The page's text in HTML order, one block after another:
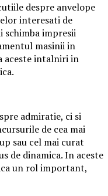
despre anvelope
interesati de
schimba impresii
masinii in
aceste intalniri in
admiratie, ci si
de cea mai
sau cel mai curat
de dinamica. In aceste
un rol important,